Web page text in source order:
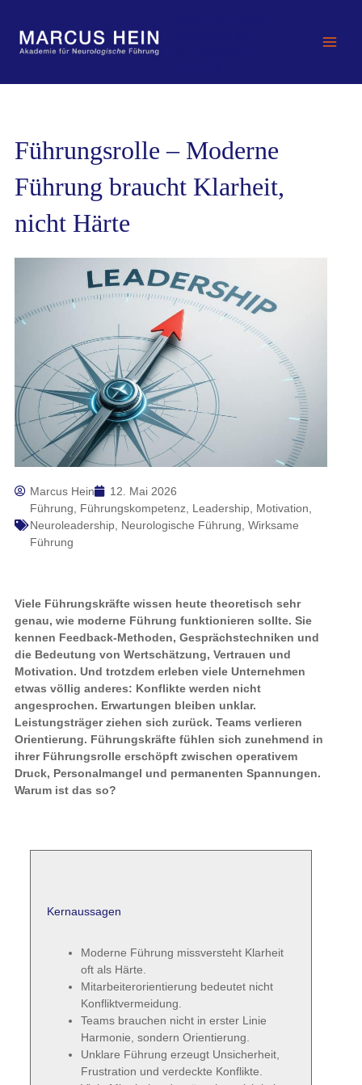
springen
Führungsrolle – Moderne
Führung braucht Klarheit,
nicht Härte
Marcus Hein
12. Mai 2026
Führung
Führungskompetenz, Leadership, Motivation
Neuroleadership, Neurologische Führung Wirksame
Führung
Viele Führungskräfte wissen heute theoretisch sehr
genau, wie moderne Führung funktionieren sollte. Sie
kennen Feedback-Methoden, Gesprächstechniken und
die Bedeutung von Wertschätzung, Vertrauen und
Motivation. Und trotzdem erleben viele Unternehmen
etwas völlig anderes: Konflikte werden nicht
angesprochen. Erwartungen bleiben unklar.
Leistungsträger ziehen sich zurück. Teams verlieren
Orientierung. Führungskräfte fühlen sich zunehmend in
ihrer Führungsrolle erschöpft zwischen operativem
Druck, Personalmangel und permanenten Spannungen.
Warum ist das so?
Kernaussagen
Moderne Führung missversteht Klarheit
oft als Härte.
Mitarbeiterorientierung bedeutet nicht
Konfliktvermeidung.
Teams brauchen nicht in erster Linie
Harmonie, sondern Orientierung.
Unklare Führung erzeugt Unsicherheit,
Frustration und verdeckte Konflikte.